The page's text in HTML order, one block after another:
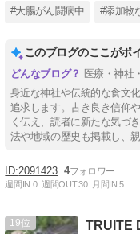
#大腸がん闘病中 #添加物
このブログのここがポ
医療・神社
身近な神社や伝統的な食文
追求します。古き良き信仰
く伝え、読者に新たな気づ
法や地域の歴史も掲載し、
2091423 4
週間IN:0 週間OUT:30 月間IN:5
19 TRUITE